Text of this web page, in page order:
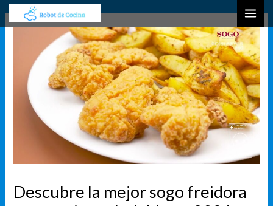
Descubre la mejor sogo freidora
Navegación
deu